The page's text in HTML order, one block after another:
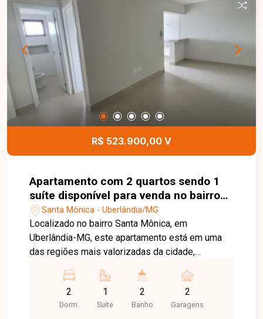
área de serviço e 02 vagas de garagem cobertas.
O condomínio dispõe de portaria, bicicletário, hall
de entrada, relax space, espaço fitness, salão de
festas, espaço gourmet com churrasqueira,
espaço kids e sala de coworking, oferecendo
segurança, lazer e comodidade para toda a
família. Esta é uma excelente oportunidade para
quem busca um apartamento moderno, bem
localizado e com infraestrutura completa no
bairro Santa Mônica. Agende uma visita e venha
conhecer todos os detalhes deste imóvel.
R$ 523.900,00 V
Apartamento com 2 quartos sendo 1
suíte disponível para venda no bairro
Santa Mônica em Uberlândia-MG
Santa Mônica - Uberlândia/MG
Localizado no bairro Santa Mônica, em
Uberlândia-MG, este apartamento está em uma
das regiões mais valorizadas da cidade,
às principais vias e proximidade com
supermercados, escolas, universidades,
farmácias, academias, praças, restaurantes e
2
Dorm.
1
Suite
2
Banho
2
Garagens